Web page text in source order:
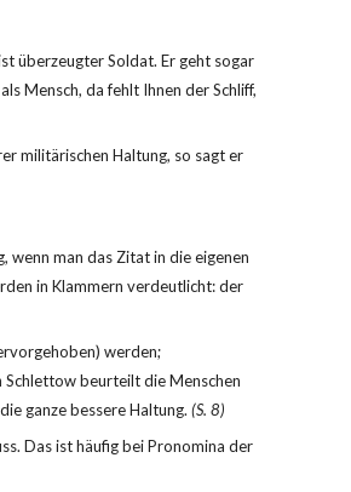
überzeugter Soldat. Er geht sogar
Mensch, da fehlt Ihnen der Schliff,
militärischen Haltung, so sagt er
wenn man das Zitat in die eigenen
in Klammern verdeutlicht: der
werden;
Schlettow beurteilt die Menschen
ganze bessere Haltung. (S. 8)
Das ist häufig bei Pronomina der